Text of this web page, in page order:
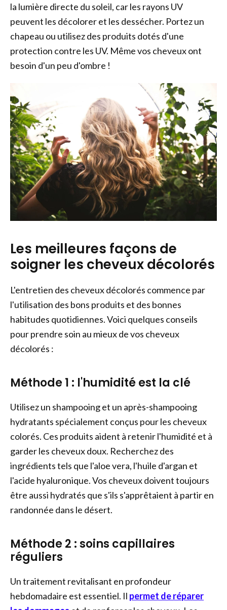
la lumière directe du soleil, car les rayons UV
peuvent les décolorer et les dessécher. Portez un
chapeau ou utilisez des produits dotés d'une
protection contre les UV. Même vos cheveux ont
besoin d'un peu d'ombre !
Les meilleures façons de
soigner les cheveux décolorés
L'entretien des cheveux décolorés commence par
l'utilisation des bons produits et des bonnes
habitudes quotidiennes. Voici quelques conseils
pour prendre soin au mieux de vos cheveux
décolorés :
Méthode 1 : l'humidité est la clé
Utilisez un shampooing et un après-shampooing
hydratants spécialement conçus pour les cheveux
colorés. Ces produits aident à retenir l'humidité et à
garder les cheveux doux. Recherchez des
ingrédients tels que l'aloe vera, l'huile d'argan et
l'acide hyaluronique. Vos cheveux doivent toujours
être aussi hydratés que s'ils s'apprêtaient à partir en
randonnée dans le désert.
Méthode 2 : soins capillaires
réguliers
Un traitement revitalisant en profondeur
hebdomadaire est essentiel. Il permet de réparer